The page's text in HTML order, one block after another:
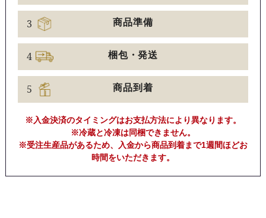
3 商品準備
4 梱包・発送
5 商品到着
※入金決済のタイミングはお支払方法により異なります。
※冷蔵と冷凍は同梱できません。
※受注生産品があるため、入金から商品到着まで1週間ほどお
時間をいただきます。